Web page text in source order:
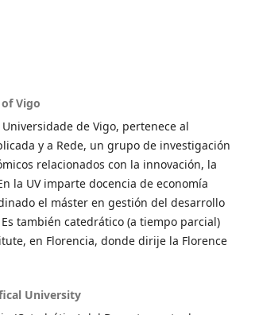
Vigo
de Vigo, pertenece al
y a Rede, un grupo de investigación
relacionados con la innovación, la
la UV imparte docencia de economía
el máster en gestión del desarrollo
también catedrático (a tiempo parcial)
en Florencia, donde dirije la Florence
University